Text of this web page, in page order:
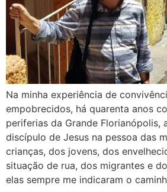
Na minha experiência de
empobrecidos, há quarenta anos
periferias da Grande Florianópolis,
discípulo de Jesus na pessoa das
crianças, dos jovens, dos
situação de rua, dos migrantes e
elas sempre me indicaram o